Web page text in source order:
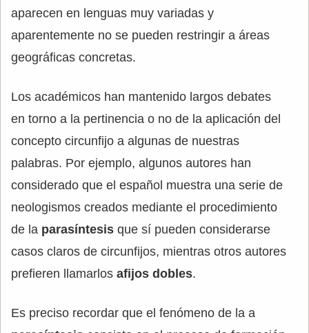
aparecen en lenguas muy variadas y
aparentemente no se pueden restringir a áreas
geográficas concretas.
Los académicos han mantenido largos debates
en torno a la pertinencia o no de la aplicación del
concepto circunfijo a algunas de nuestras
palabras. Por ejemplo, algunos autores han
considerado que el español muestra una serie de
neologismos creados mediante el procedimiento
de la parasíntesis que sí pueden considerarse
casos claros de circunfijos, mientras otros autores
prefieren llamarlos afijos dobles.
Es preciso recordar que el fenómeno de la a